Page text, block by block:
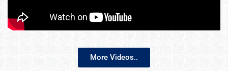
More Videos..